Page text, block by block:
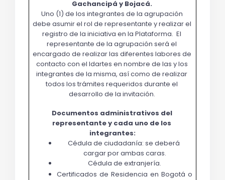
Gachancipá y Bojacá.
Uno (1) de los integrantes de la agrupación
debe asumir el rol de representante y realizar el
registro de la iniciativa en la Plataforma.  El
representante de la agrupación será el
encargado de realizar las diferentes labores de
contacto con el Idartes en nombre de las y los
integrantes de la misma, así como de realizar
todos los trámites requeridos durante el
desarrollo de la invitación.
Documentos administrativos del
representante y cada uno de los
integrantes:
Cédula de ciudadanía: se deberá
cargar por ambas caras.
Cédula de extranjería.
Certificados de Residencia en Bogotá o